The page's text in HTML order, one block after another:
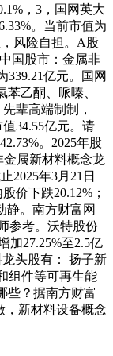
，3，国网英大
。当前市值为
风险自担。A股
国股市：金属非
亿元。国网
乙酮、哌嗪、
辈高端制制，
34.55亿元。请
。2025年股
金属新材料概念龙
2025年3月21日
价下跌20.12%；
静。南方财富网
参考。沃特股份
加27.25%至2.5亿
头股有： 扬子新
组件等可再生能
些？据南方财富
，新材料设备概念